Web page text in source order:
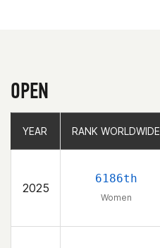
OPEN
YEAR RANK WORLDWIDE
2025
6186th
Women
YEAR RANK WORLDWIDE